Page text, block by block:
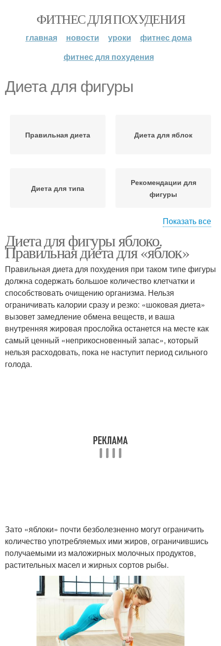
ФИТНЕС ДЛЯ ПОХУДЕНИЯ
главная новости уроки
фитнес дома
фитнес для похудения
Диета для фигуры
Правильная диета Диета для яблок
Диета для типа
Рекомендации для
фигуры
Полная фигура Гардероб для фигуры
Показать все
Диета для фигуры яблоко.
Правильная диета для «яблок»
Правильная диета для похудения при таком типе фигуры
должна содержать большое количество клетчатки и
способствовать очищению организма. Нельзя
ограничивать калории сразу и резко: «шоковая диета»
вызовет замедление обмена веществ, и ваша
внутренняя жировая прослойка останется на месте как
самый ценный «неприкосновенный запас», который
нельзя расходовать, пока не наступит период сильного
голода.
Зато «яблоки» почти безболезненно могут ограничить
количество употребляемых ими жиров, ограничившись
получаемыми из маложирных молочных продуктов,
растительных масел и жирных сортов рыбы.